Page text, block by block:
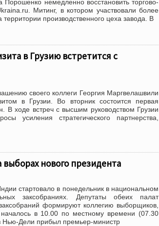
немедленно восстановить торгово-
Митинг, в котором участвовали более
производственного цеха завода. В
в Грузию встретится с
своего коллеги Георгия Маргвелашвили
в Грузии. Во вторник состоится первая
В ходе встреч с высшим руководством Грузии
усиления стратегического партнерства,
нового президента
стартовало в понедельник в национальном
заксобраниях. Депутаты обеих палат
формируют коллегию выборщиков,
в 10.00 по местному времени (07.30
Нью-Дели прибыл премьер-министр